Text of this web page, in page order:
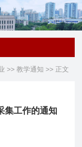
>> 教学通知 >> 正文
集工作的通知